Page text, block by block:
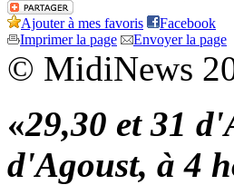
Ajouter à mes favoris
Facebook
Imprimer la page
Envoyer la page
© MidiNews
«29,30 et 31
d'Agoust, à 4